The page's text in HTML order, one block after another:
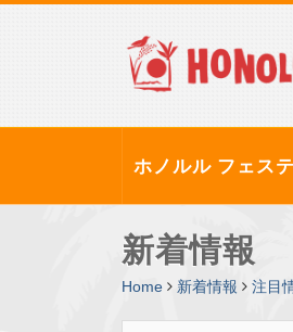
ホノルル フェス
新着情報
Home 新着情報 注目